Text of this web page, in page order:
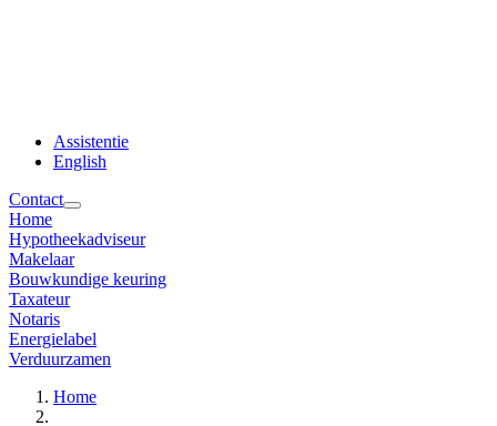
Assistentie
English
Contact
Home
Hypotheekadviseur
Makelaar
Bouwkundige keuring
Taxateur
Notaris
Energielabel
Verduurzamen
Home